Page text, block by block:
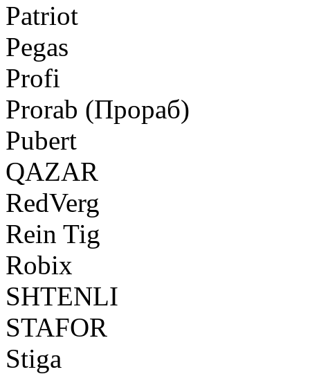
Patriot
Pegas
Profi
Prorab (Прораб)
Pubert
QAZAR
RedVerg
Rein Tig
Robix
SHTENLI
STAFOR
Stiga